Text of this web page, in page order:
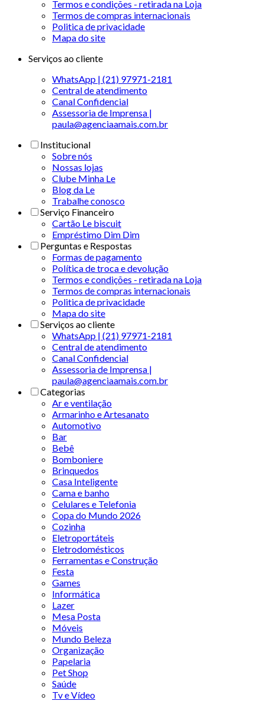
Termos e condições - retirada na Loja
Termos de compras internacionais
Politica de privacidade
Mapa do site
Serviços ao cliente
WhatsApp | (21) 97971-2181
Central de atendimento
Canal Confidencial
Assessoria de Imprensa |
paula@agenciaamais.com.br
Institucional
Sobre nós
Nossas lojas
Clube Minha Le
Blog da Le
Trabalhe conosco
Serviço Financeiro
Cartão Le biscuit
Empréstimo Dim Dim
Perguntas e Respostas
Formas de pagamento
Política de troca e devolução
Termos e condições - retirada na Loja
Termos de compras internacionais
Politica de privacidade
Mapa do site
Serviços ao cliente
WhatsApp | (21) 97971-2181
Central de atendimento
Canal Confidencial
Assessoria de Imprensa |
paula@agenciaamais.com.br
Categorias
Ar e ventilação
Armarinho e Artesanato
Automotivo
Bar
Bebê
Bomboniere
Brinquedos
Casa Inteligente
Cama e banho
Celulares e Telefonia
Copa do Mundo 2026
Cozinha
Eletroportáteis
Eletrodomésticos
Ferramentas e Construção
Festa
Games
Informática
Lazer
Mesa Posta
Móveis
Mundo Beleza
Organização
Papelaria
Pet Shop
Saúde
Tv e Vídeo